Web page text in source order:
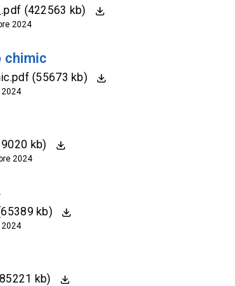
(422563 kb)
2024
chimic
(55673 kb)
2024
kb)
2024
kb)
kb)